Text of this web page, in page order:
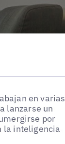
en varias
lanzarse un
por
la inteligencia